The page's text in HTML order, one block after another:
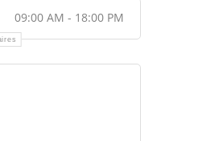
09:00 AM - 18:00 PM